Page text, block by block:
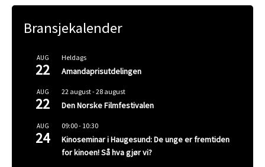
Bransjekalender
AUG
22
Heldags
Amandaprisutdelingen
AUG
22
22 august-28 august
Den Norske Filmfestivalen
AUG
24
09:00- 10:30
Kinoseminar i Haugesund: De unge er fremtiden
for kinoen! Så hva gjør vi?